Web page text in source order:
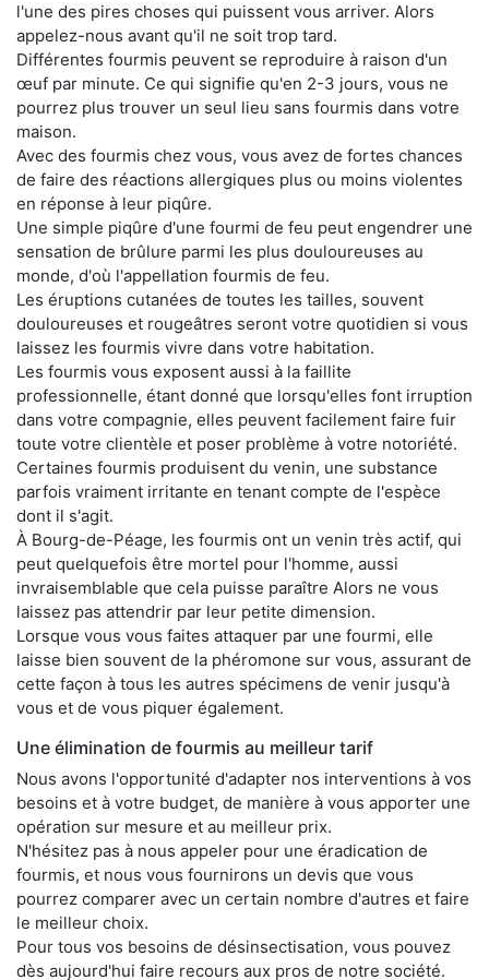
l'une des pires choses qui puissent vous arriver. Alors
appelez-nous avant qu'il ne soit trop tard.
Différentes fourmis peuvent se reproduire à raison d'un
œuf par minute. Ce qui signifie qu'en 2-3 jours, vous ne
pourrez plus trouver un seul lieu sans fourmis dans votre
maison.
Avec des fourmis chez vous, vous avez de fortes chances
de faire des réactions allergiques plus ou moins violentes
en réponse à leur piqûre.
Une simple piqûre d'une fourmi de feu peut engendrer une
sensation de brûlure parmi les plus douloureuses au
monde, d'où l'appellation fourmis de feu.
Les éruptions cutanées de toutes les tailles, souvent
douloureuses et rougeâtres seront votre quotidien si vous
laissez les fourmis vivre dans votre habitation.
Les fourmis vous exposent aussi à la faillite
professionnelle, étant donné que lorsqu'elles font irruption
dans votre compagnie, elles peuvent facilement faire fuir
toute votre clientèle et poser problème à votre notoriété.
Certaines fourmis produisent du venin, une substance
parfois vraiment irritante en tenant compte de l'espèce
dont il s'agit.
À Bourg-de-Péage, les fourmis ont un venin très actif, qui
peut quelquefois être mortel pour l'homme, aussi
invraisemblable que cela puisse paraître Alors ne vous
laissez pas attendrir par leur petite dimension.
Lorsque vous vous faites attaquer par une fourmi, elle
laisse bien souvent de la phéromone sur vous, assurant de
cette façon à tous les autres spécimens de venir jusqu'à
vous et de vous piquer également.
Une élimination de fourmis au meilleur tarif
Nous avons l'opportunité d'adapter nos interventions à vos
besoins et à votre budget, de manière à vous apporter une
opération sur mesure et au meilleur prix.
N'hésitez pas à nous appeler pour une éradication de
fourmis, et nous vous fournirons un devis que vous
pourrez comparer avec un certain nombre d'autres et faire
le meilleur choix.
Pour tous vos besoins de désinsectisation, vous pouvez
dès aujourd'hui faire recours aux pros de notre société.